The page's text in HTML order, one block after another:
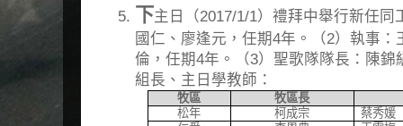
下主日（2017/1/1）禮拜中舉行新任
國仁、廖逢元，任期4年。（2）執事
倫，任期4年。（3）聖歌隊隊長：陳錦
組長、主日學教師：
牧區
牧區長
松年
柯成宗
蔡秀媛